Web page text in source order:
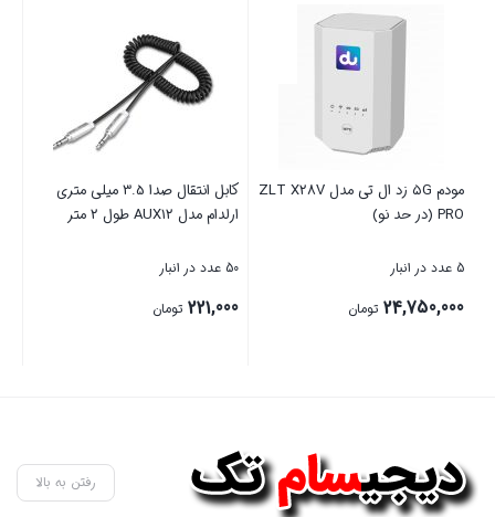
مودم ۵G زد ال تی مدل ZLT X28V
PRO (در حد نو)
5 عدد در انبار
24,750,000 تومان
کابل انتقال صدا 3.5 میلی متری
ارلدام مدل AUX12 طول 2 متر
50 عدد در انبار
221,000 تومان
رفتن به بالا